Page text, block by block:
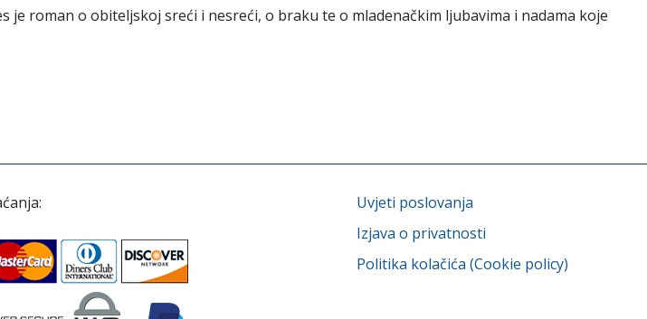
roman o obiteljskoj sreći i nesreći, o braku te o mladenačkim ljubavima i nadama koje
Uvjeti poslovanja
Izjava o privatnosti
Politika kolačića (Cookie policy)